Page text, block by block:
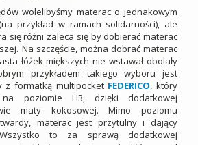
wolelibyśmy materac o jednakowym
przykład w ramach solidarności), ale
się różni zaleca się by dobierać materac
Na szczęście, można dobrać materac
łóżek miększych nie wstawał obolały
przykładem takiego wyboru jest
z formatką multipocket FEDERICO, który
poziomie H3, dzięki dodatkowej
maty kokosowej. Mimo poziomu
materac jest przytulny i dający
to za sprawą dodatkowej